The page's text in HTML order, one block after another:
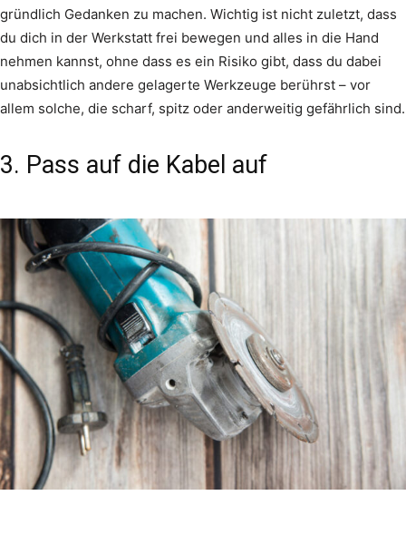
gründlich Gedanken zu machen. Wichtig ist nicht zuletzt, dass
du dich in der Werkstatt frei bewegen und alles in die Hand
nehmen kannst, ohne dass es ein Risiko gibt, dass du dabei
unabsichtlich andere gelagerte Werkzeuge berührst – vor
allem solche, die scharf, spitz oder anderweitig gefährlich sind.
3. Pass auf die Kabel auf